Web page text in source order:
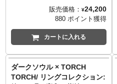
TORCH TORCH OFFICIAL
http://www.torchtorch.jp
TORCH TORCHのコダワリを
monoマガジンでご紹介いただき
17号/円周57.6mm
──────────────────
■マテリアル
シルバー925／キュービックジル
──────────────────
■原型制作
赤尾慎也 （HEADLONG）
ウル』の空気や情緒を感じられ
るように細心の注意を払った自
信の一品です。シルバー925によ
る独特の、身に着けるほどに生
じるくすみや黒ずみといった味
的に荒い仕上げや傷を施してお
ります。
TORCH（トーチトーチ）』。
『ダークソウルII』『ダークソウ
ルIII』に登場する、大ダメージ
を負うような高所も楽々と飛び
降りられるようになる重要な装
備アイテム“銀猫の指輪”。ゲーム
中のデザインに忠実な立体化を
おこない、日常で着用可能な高
級感漂うリングに仕上げまし
販売価格： ¥24,200
880 ポイント獲得
カートに入れる
ダークソウル × TORCH
TORCH/ リングコレクション: